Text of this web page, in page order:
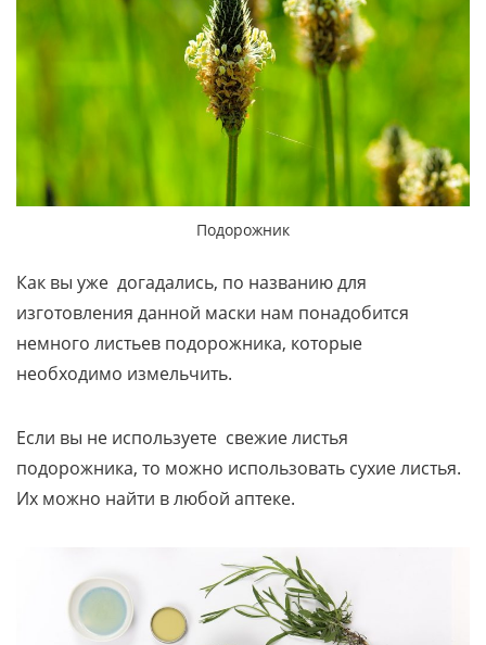
Подорожник
Как вы уже догадались, по названию для
изготовления данной маски нам понадобится
немного листьев подорожника, которые
необходимо измельчить.
Если вы не используете свежие листья
подорожника, то можно использовать сухие листья.
Их можно найти в любой аптеке.